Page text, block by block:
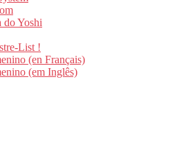
do Yoshi
List !
(en Français)
(em Inglês)